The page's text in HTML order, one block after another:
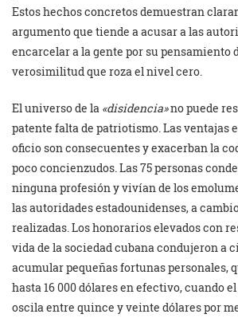
Estos hechos concretos demuestran
argumento que tiende a acusar a las
encarcelar a la gente por su pensamiento
verosimilitud que roza el nivel cero.
El universo de la «disidencia»no puede
patente falta de patriotismo. Las ventajas
oficio son consecuentes y exacerban la
poco concienzudos. Las 75 personas
ninguna profesión y vivían de los
las autoridades estadounidenses, a
realizadas. Los honorarios elevados con
vida de la sociedad cubana condujeron a
acumular pequeñas fortunas personales,
hasta 16 000 dólares en efectivo, cuando
oscila entre quince y veinte dólares por